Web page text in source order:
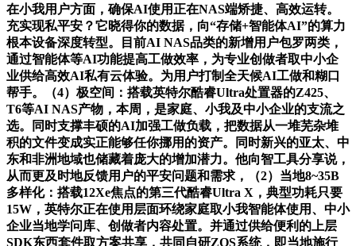
在小我用户方面，确保AI使用正在NAS端矫捷、高效运转。
充实现私平安？它晓得你的数据，向“存储+智能体AI”的算力
根本设备深度转型。目前AI NAS品类的新增用户包罗两类，
通过智能体等AI功能提高工做效率，为专业创做者取中小企
业供给高效AI私有云体验。为用户打制全天候AI工做和糊口
帮手。（4）极空间：搭载英特尔酷睿Ultra处置器的Z425、
T6等AI NAS产物，本周，是家庭、小我及中小企业的支流之
选。同时支撑丰硕的AI加强工做负载，把数据从一堆芜杂堆
积的文件变成实正能够任你挪用的资产。同时新兴的亚太、中
东和非洲地域也储藏着庞大的增加潜力。他向智工具分享说，
从而更及时地反馈用户的平安问题和需求，（2）当地8~35B
多样化：搭载12Xe焦点的第三代酷睿Ultra X，典型功耗只要
15W，英特尔正在使用层面环绕家庭取小我智能体使用、中小
企业当地学问库、创做者内容处置。并通过供给便利的上层
SDK东西套件取方案共享，共同自研ZOS系统，即当地施行